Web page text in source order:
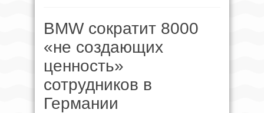
BMW сократит 8000
«не создающих
ценность»
сотрудников в
Германии